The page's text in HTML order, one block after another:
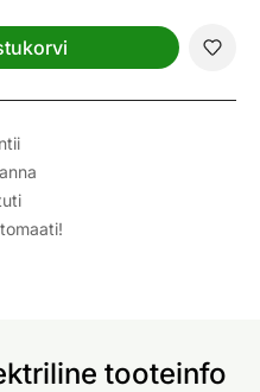
tooteinfo